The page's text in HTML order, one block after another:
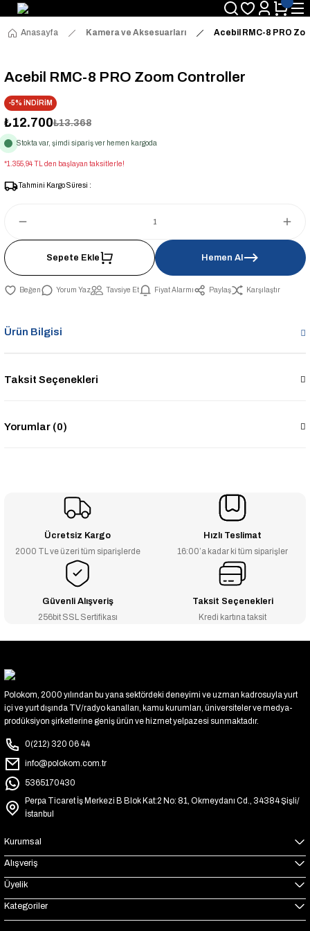
Anasayfa Kamera ve Aksesuarları Acebil RMC-8 PRO
Acebil RMC-8 PRO Zoom Controller
-5% İNDİRİM
₺12.700₺13.368
Stokta var, şimdi sipariş ver hemen kargoda
*1.355,94 TL den başlayan taksitlerle!
Tahmini Kargo Süresi :
Sepete Ekle Hemen Al
Yorum Yaz Tavsiye Et Fiyat Alarmı Paylaş Karşılaştır
Ürün Bilgisi
Taksit Seçenekleri
Yorumlar (0)
Ücretsiz Kargo
2000 TL ve üzeri tüm siparişlerde
Hızlı Teslimat
16:00’a kadar ki tüm siparişler
Güvenli Alışveriş
256bit SSL Sertifikası
Taksit Seçenekleri
Kredi kartına taksit
Polokom, 2000 yılından bu yana sektördeki deneyimi ve uzman kadrosuyla yurt
içi ve yurt dışında TV/radyo kanalları, kamu kurumları, üniversiteler ve medya-
prodüksiyon şirketlerine geniş ürün ve hizmet yelpazesi sunmaktadır.
0(212) 320 06 44
info@polokom.com.tr
5365170430
Perpa Ticaret İş Merkezi B Blok Kat:2 No: 81, Okmeydanı Cd., 34384 Şişli/
İstanbul
Kurumsal
Alışveriş
Üyelik
Kategoriler